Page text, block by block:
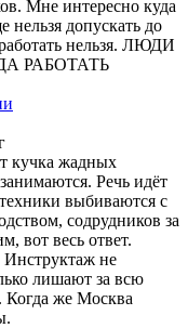
Мне интересно куда
допускать до
нельзя. ЛЮДИ
РАБОТАТЬ
кучка жадных
Речь идёт
выбиваются с
содрудников за
вот весь ответ.
Инструктаж не
лишают за всю
же Москва